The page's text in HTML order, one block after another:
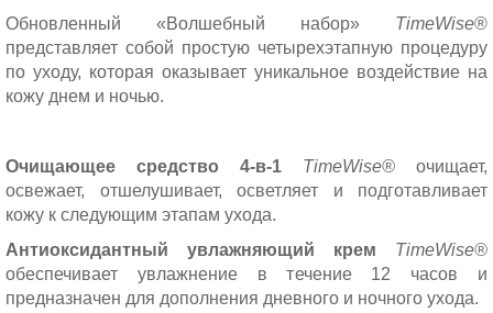
Обновленный «Волшебный набор» TimeWise®
представляет собой простую четырехэтапную процедуру
по уходу, которая оказывает уникальное воздействие на
кожу днем и ночью.
Очищающее средство 4-в-1 TimeWise® очищает,
освежает, отшелушивает, осветляет и подготавливает
кожу к следующим этапам ухода.
Антиоксидантный увлажняющий крем
TimeWise®
обеспечивает увлажнение в течение 12 часов и
предназначен для дополнения дневного и ночного ухода.